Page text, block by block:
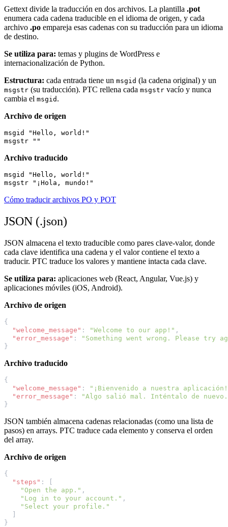
Gettext divide la traducción en dos archivos. La plantilla .pot
enumera cada cadena traducible en el idioma de origen, y cada
archivo .po empareja esas cadenas con su traducción para un idioma
de destino.
Se utiliza para: temas y plugins de WordPress e
internacionalización de Python.
Estructura: cada entrada tiene un msgid (la cadena original) y un
msgstr (su traducción). PTC rellena cada msgstr vacío y nunca
cambia el msgid .
Archivo de origen
msgid "Hello, world!"
Archivo traducido
msgid "Hello, world!"
Cómo traducir archivos PO y POT
JSON (.json)
JSON almacena el texto traducible como pares clave-valor, donde
cada clave identifica una cadena y el valor contiene el texto a
traducir. PTC traduce los valores y mantiene intacta cada clave.
Se utiliza para: aplicaciones web (React, Angular, Vue.js) y
aplicaciones móviles (iOS, Android).
Archivo de origen
{
"welcome_message" : "Welcome to our app!" ,
"error_message" :
"Something went wrong. Please try
}
Archivo traducido
{
"welcome_message" :
"¡Bienvenido a nuestra
"error_message" :
"Algo salió mal. Inténtalo de
}
JSON también almacena cadenas relacionadas (como una lista de
pasos) en arrays. PTC traduce cada elemento y conserva el orden
del array.
Archivo de origen
{
"steps" :
[
"Open the app." ,
"Log in to your account." ,
"Select your profile."
]
}